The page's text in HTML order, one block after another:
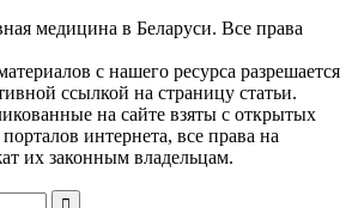
медицина в Беларуси. Все права
с нашего ресурса разрешается
ссылкой на страницу статьи.
на сайте взяты с открытых
интернета, все права на
их законным владельцам.